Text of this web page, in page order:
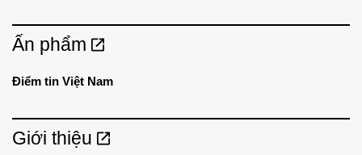
Ấn phẩm
Điểm tin Việt Nam
Giới thiệu